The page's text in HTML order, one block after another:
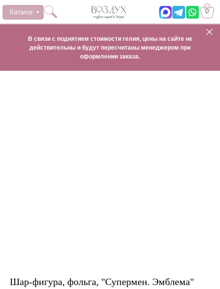
0
Каталог
В связи с поднятием стоимости гелия, цены на сайте не
действительны и будут пересчитаны менеджером при
оформлении заказа.
Шар-фигура, фольга, "Супермен. Эмблема"